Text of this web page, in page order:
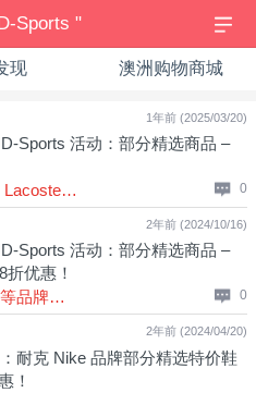
Sports "
现 澳洲购物商城
1年前 (2025/03/20)
Sports 活动：部分精选商品 –
Adidas、Nike、Lacoste 等品牌商品！
0
2年前 (2024/10/16)
Sports 活动：部分精选商品 –
优惠！
Nike、Lacoste 等品牌商品！
0
2年前 (2024/04/20)
耐克 Nike 品牌部分精选特价鞋
！